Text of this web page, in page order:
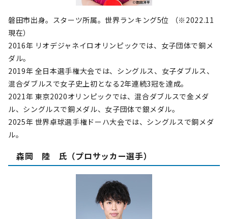
磐田市出身。スターツ所属。世界ランキング5位 （※2022.11
現在）
2016年 リオデジャネイロオリンピックでは、女子団体で銅メ
ダル。
2019年 全日本選手権大会では、シングルス、女子ダブルス、
混合ダブルスで女子史上初となる2年連続3冠を達成。
2021年 東京2020オリンピックでは、混合ダブルスで金メダ
ル、シングルスで銅メダル、女子団体で銀メダル。
2025年 世界卓球選手権ドーハ大会では、シングルスで銅メダ
ル。
森岡 陸 氏（プロサッカー選手）